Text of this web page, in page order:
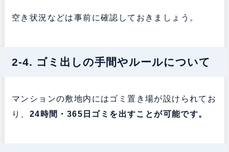
空き状況などは事前に確認しておきましょう。
2-4. ゴミ出しの手間やルールについて
マンションの敷地内にはゴミ置き場が設けられてお
り、 24時間・365日ゴミを出すことが可能です。